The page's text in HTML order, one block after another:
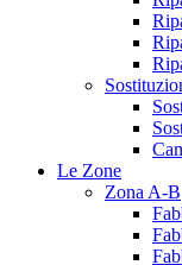
Le Zone
Zona A-B